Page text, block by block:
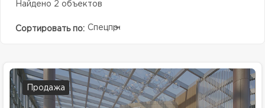
Найдено 2 объектов
Сортировать по: Спецпредолжение
Продажа